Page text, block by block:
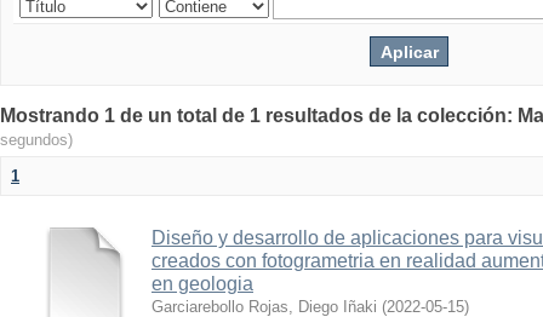
Mostrando 1 de un total de 1 resultados de la colección:
segundos)
1
Diseño y desarrollo de aplicaciones para
creados con fotogrametria en realidad
en geologia
Garciarebollo Rojas, Diego Iñaki (2022-05-15)